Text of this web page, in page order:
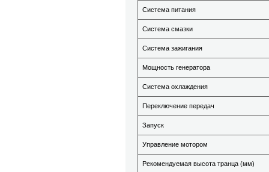
Система питания
Система смазки
Система зажигания
Мощность генератора
Система охлаждения
Переключение передач
Запуск
Управление мотором
Рекомендуемая высота транца (мм)